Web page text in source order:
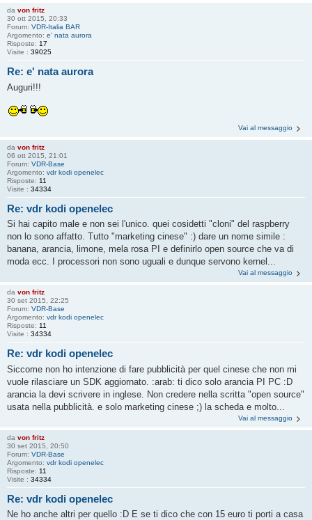
da von fritz
30 ott 2015, 20:33
Forum: VDR-Italia BAR
Argomento: e' nata aurora
Risposte: 17
Visite : 39025
Re: e' nata aurora
Auguri!!!
Vai al messaggio
da von fritz
06 ott 2015, 21:01
Forum: VDR-Base
Argomento: vdr kodi openelec
Risposte: 11
Visite : 34334
Re: vdr kodi openelec
Si hai capito male e non sei l'unico. quei cosidetti "cloni" del raspberry
non lo sono affatto. Tutto "marketing cinese" :) dare un nome simile :
banana, arancia, limone, mela rosa PI e definirlo open source che va di
moda ecc. I processori non sono uguali e dunque servono kernel...
Vai al messaggio
da von fritz
30 set 2015, 22:25
Forum: VDR-Base
Argomento: vdr kodi openelec
Risposte: 11
Visite : 34334
Re: vdr kodi openelec
Siccome non ho intenzione di fare pubblicità per quel cinese che non mi
vuole rilasciare un SDK aggiornato. :arab: ti dico solo arancia PI PC :D
arancia la devi scrivere in inglese. Non credere nella scritta "open source"
usata nella pubblicità. e solo marketing cinese ;) la scheda e molto...
Vai al messaggio
da von fritz
30 set 2015, 20:50
Forum: VDR-Base
Argomento: vdr kodi openelec
Risposte: 11
Visite : 34334
Re: vdr kodi openelec
Ne ho anche altri per quello :D E se ti dico che con 15 euro ti porti a casa